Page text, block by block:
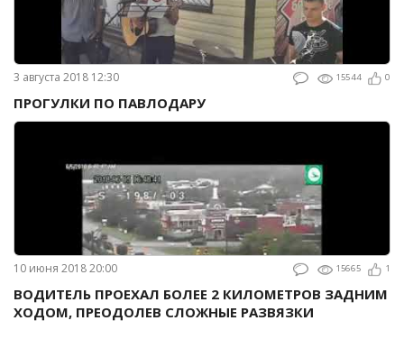
3 августа 2018 12:30 15544 0
ПРОГУЛКИ ПО ПАВЛОДАРУ
10 июня 2018 20:00 15665 1
ВОДИТЕЛЬ ПРОЕХАЛ БОЛЕЕ 2 КИЛОМЕТРОВ ЗАДНИМ
ХОДОМ, ПРЕОДОЛЕВ СЛОЖНЫЕ РАЗВЯЗКИ